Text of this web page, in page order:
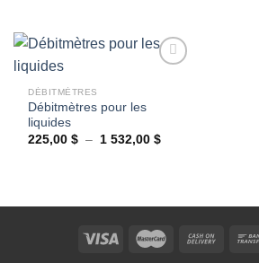
wishlist
DÉBITMÈTRES
Débitmètres pour les
liquides
225,00$ – 1 532,00$Plage
532,00 $